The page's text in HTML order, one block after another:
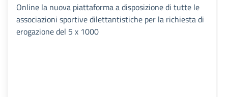
Online la nuova piattaforma a disposizione di tutte le
associazioni sportive dilettantistiche per la richiesta di
erogazione del 5 x 1000